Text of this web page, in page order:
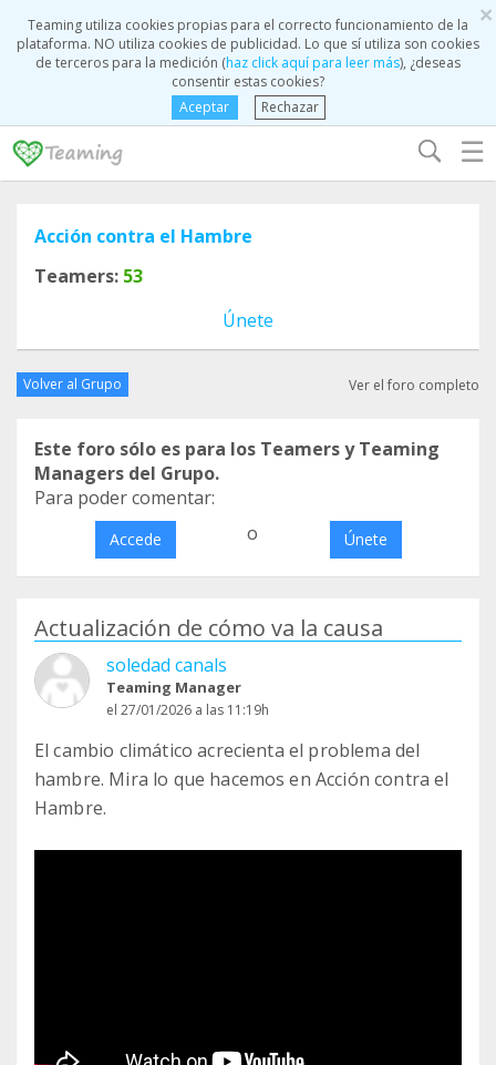
×
Teaming utiliza cookies propias para el correcto funcionamiento de la
plataforma. NO utiliza cookies de publicidad. Lo que sí utiliza son cookies
de terceros para la medición (haz click aquí para leer más), ¿deseas
consentir estas cookies?
Aceptar
Rechazar
☰
Acción contra el Hambre
Teamers: 53
Únete
Volver al Grupo Ver el foro completo
Este foro sólo es para los Teamers y Teaming
Managers del Grupo.
Para poder comentar:
Accede o Únete
Actualización de cómo va la causa
soledad canals
Teaming Manager
el 27/01/2026 a las 11:19h
El cambio climático acrecienta el problema del
hambre. Mira lo que hacemos en Acción contra el
Hambre.